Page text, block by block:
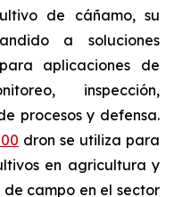
de cáñamo, su
a soluciones
aplicaciones de
inspección,
procesos y defensa.
dron se utiliza para
en agricultura y
campo en el sector